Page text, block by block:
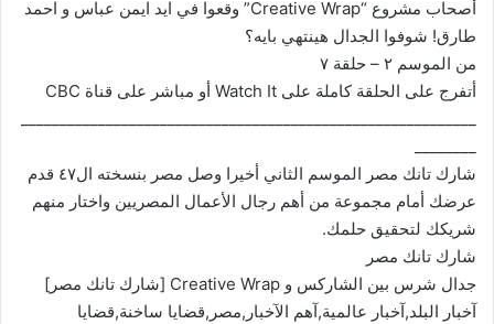
أصحاب مشروع “Creative Wrap” وقعوا في ايد ايمن عباس و احمد
طارق! شوفوا الجدال هينتهي بايه؟
من الموسم ٢ – حلقة ٧
أتفرج على الحلقة كاملة على Watch It أو مباشر على قناة CBC
شارك تانك مصر الموسم الثاني أخيرا وصل مصر بنسخته ال٤٧ قدم
عرضك أمام مجموعة من أهم رجال الأعمال المصريين واختار منهم
شريكك لتحقيق حلمك.
شارك تانك مصر
جدال شرس بين الشاركس و Creative Wrap [شارك تانك مصر]
آخبار البلد,آخبار عالمية,آهم الآخبار,مصر,قضايا ساخنة,قضايا